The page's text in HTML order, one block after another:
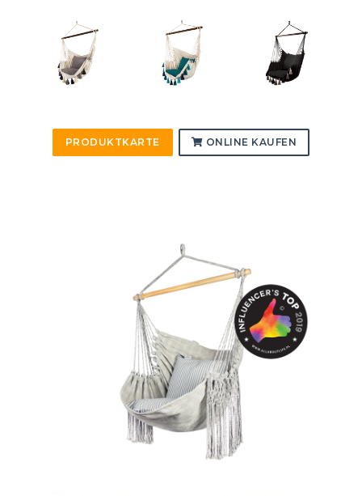
PRODUKTKARTE ONLINE KAUFEN